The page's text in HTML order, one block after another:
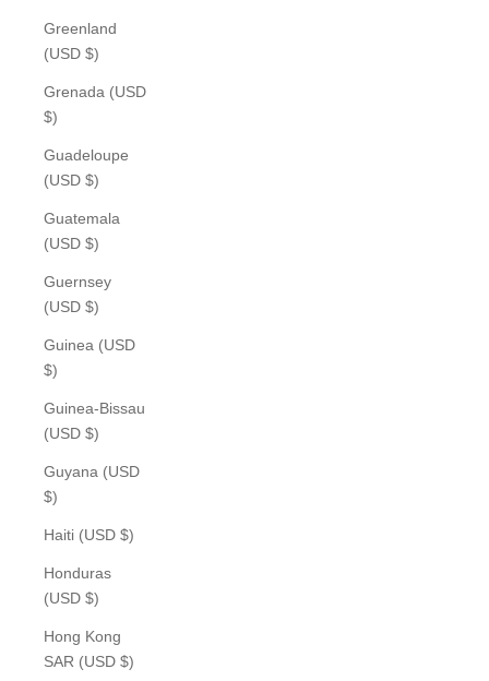
Greenland
(USD $)
Grenada (USD
$)
Guadeloupe
(USD $)
Guatemala
(USD $)
Guernsey
(USD $)
Guinea (USD
$)
Guinea-Bissau
(USD $)
Guyana (USD
$)
Haiti (USD $)
Honduras
(USD $)
Hong Kong
SAR (USD $)